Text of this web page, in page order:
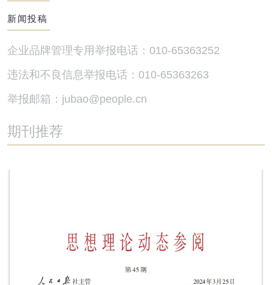
新闻投稿
企业品牌管理专用举报电话：010-65363252
违法和不良信息举报电话：010-65363263
举报邮箱：jubao@people.cn
期刊推荐